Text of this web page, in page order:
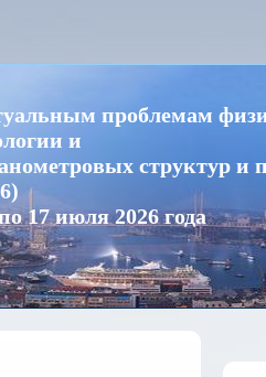
проблемам
и
структур и
17 июля 2026 года